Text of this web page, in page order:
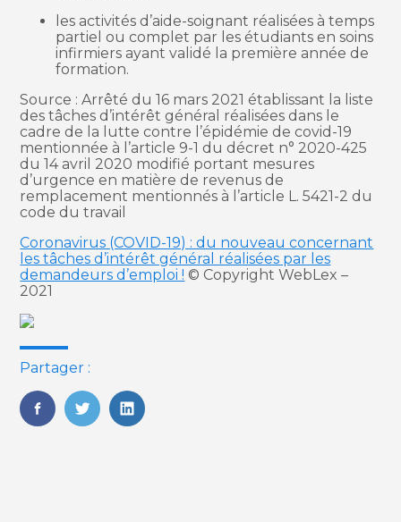
les activités d’aide-soignant réalisées à temps
partiel ou complet par les étudiants en soins
infirmiers ayant validé la première année de
formation.
Source : Arrêté du 16 mars 2021 établissant la liste
des tâches d’intérêt général réalisées dans le
cadre de la lutte contre l’épidémie de covid-19
mentionnée à l’article 9-1 du décret n° 2020-425
du 14 avril 2020 modifié portant mesures
d’urgence en matière de revenus de
remplacement mentionnés à l’article L. 5421-2 du
code du travail
Coronavirus (COVID-19) : du nouveau concernant
les tâches d’intérêt général réalisées par les
demandeurs d’emploi ! © Copyright WebLex –
2021
Partager :
FaceBook
TwitterLinkedIn